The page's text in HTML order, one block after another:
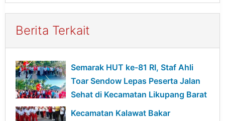
Berita Terkait
Semarak HUT ke-81 RI, Staf Ahli
Toar Sendow Lepas Peserta Jalan
Sehat di Kecamatan Likupang Barat
Kecamatan Kalawat Bakar